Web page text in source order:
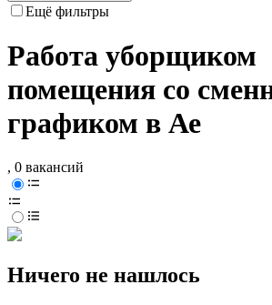
Ещё фильтры
Работа уборщиком
помещения со
графиком в Ае
, 0 вакансий
Ничего не нашлось